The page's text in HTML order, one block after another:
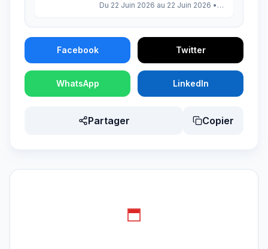
Du 22 Juin 2026 au 22 Juin 2026 •
Facebook Twitter
WhatsApp LinkedIn
Partager Copier